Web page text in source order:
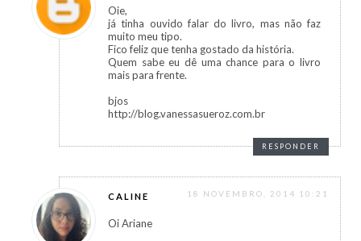
Oie,
já tinha ouvido falar do livro, mas não faz
muito meu tipo.
Fico feliz que tenha gostado da história.
Quem sabe eu dê uma chance para o livro
mais para frente.
bjos
http://blog.vanessasueroz.com.br
RESPONDER
CALINE 18 NOVEMBRO, 2014 10:21
Oi Ariane